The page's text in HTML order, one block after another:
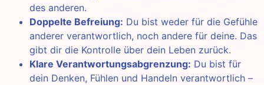
des anderen.
Doppelte Befreiung: Du bist weder für die Gefühle
anderer verantwortlich, noch andere für deine. Das
gibt dir die Kontrolle über dein Leben zurück.
Klare Verantwortungsabgrenzung: Du bist für
dein Denken, Fühlen und Handeln verantwortlich –